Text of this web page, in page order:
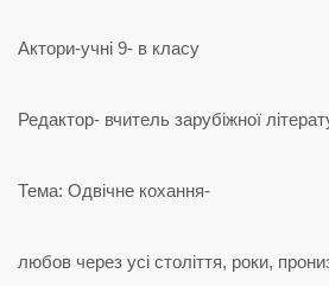
Актори-учні 9- в класу
Редактор- вчитель зарубіжної
Тема: Одвічне кохання-
любов через усі століття, роки,